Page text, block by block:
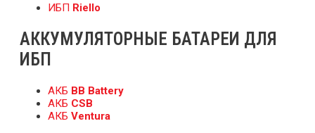
ИБП Riello
АККУМУЛЯТОРНЫЕ БАТАРЕИ ДЛЯ
ИБП
АКБ BB Battery
АКБ CSB
АКБ Ventura